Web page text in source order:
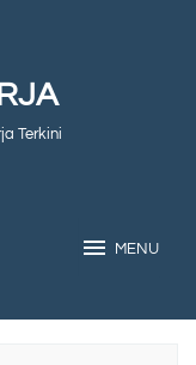
Terkini
MENU